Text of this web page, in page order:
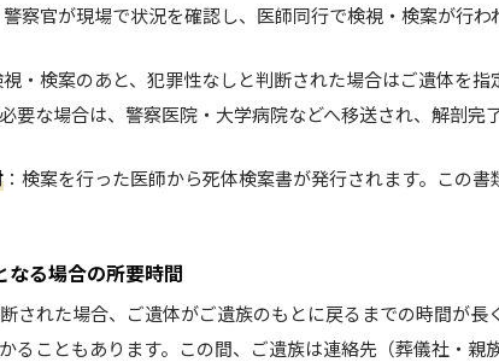
察官が現場で状況を確認し、医師同行で検視・検案が行わ
視・検案のあと、犯罪性なしと判断された場合はご遺体を
要な場合は、警察医院・大学病院などへ移送され、解剖完
：検案を行った医師から死体検案書が発行されます。この
なる場合の所要時間
された場合、ご遺体がご遺族のもとに戻るまでの時間が
ることもあります。この間、ご遺族は連絡先（葬儀社・